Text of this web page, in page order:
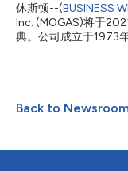
残渣升级，降低了人
统装置相比，这些模
通过自动化编程降低
休斯顿--(BUSINESS
Inc. (MOGAS)将于
典。公司成立于1973
块）、表面技术（涂
创办Mogas Machine
面积为19,000平方英
在拥有10万平方英尺
Back to